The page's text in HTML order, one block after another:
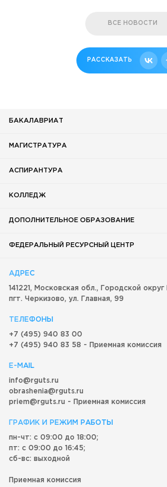
ВСЕ НОВОСТИ
РАССКАЗАТЬ
БАКАЛАВРИАТ
МАГИСТРАТУРА
АСПИРАНТУРА
КОЛЛЕДЖ
ДОПОЛНИТЕЛЬНОЕ ОБРАЗОВАНИЕ
ФЕДЕРАЛЬНЫЙ РЕСУРСНЫЙ ЦЕНТР
АДРЕС
141221, Московская обл., Городской округ
пгт. Черкизово, ул. Главная, 99
ТЕЛЕФОНЫ
+7 (495) 940 83 00
+7 (495) 940 83 58 - Приемная комиссия
E-MAIL
info@rguts.ru
obrashenia@rguts.ru
priem@rguts.ru - Приемная комиссия
ГРАФИК И РЕЖИМ РАБОТЫ
пн-чт: с 09:00 до 18:00;
пт: с 09:00 до 16:45;
сб-вс: выходной
Приемная комиссия